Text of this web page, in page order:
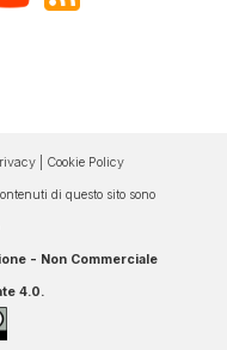
| Cookie Policy
di questo sito sono
- Non Commerciale
4.0.